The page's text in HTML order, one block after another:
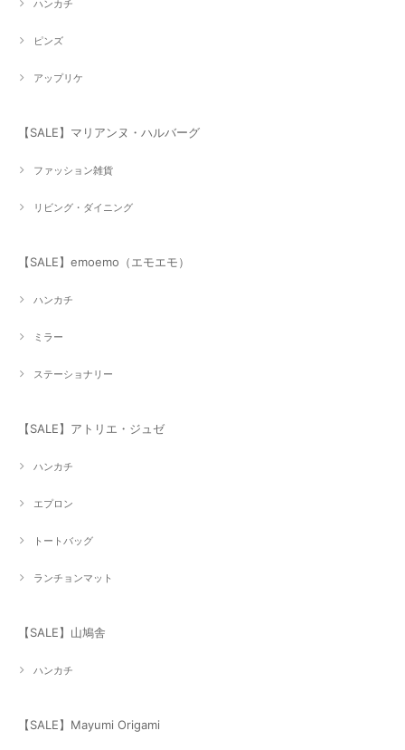
ハンカチ
ピンズ
アップリケ
【SALE】マリアンヌ・ハルバーグ
ファッション雑貨
リビング・ダイニング
【SALE】emoemo（エモエモ）
ハンカチ
ミラー
ステーショナリー
【SALE】アトリエ・ジュゼ
ハンカチ
エプロン
トートバッグ
ランチョンマット
【SALE】山鳩舎
ハンカチ
【SALE】Mayumi Origami